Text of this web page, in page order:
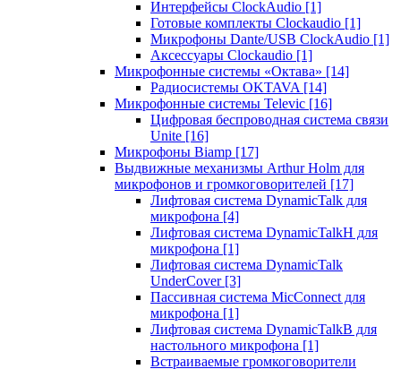
Интерфейсы ClockAudio [1]
Готовые комплекты Clockaudio [1]
Микрофоны Dante/USB ClockAudio [1]
Аксессуары Clockaudio [1]
Микрофонные системы «Октава» [14]
Радиосистемы OKTAVA [14]
Микрофонные системы Televic [16]
Цифровая беспроводная система связи
Unite [16]
Микрофоны Biamp [17]
Выдвижные механизмы Arthur Holm для
микрофонов и громкоговорителей [17]
Лифтовая система DynamicTalk для
микрофона [4]
Лифтовая система DynamicTalkH для
микрофона [1]
Лифтовая система DynamicTalk
UnderCover [3]
Пассивная система MicConnect для
микрофона [1]
Лифтовая система DynamicTalkB для
настольного микрофона [1]
Встраиваемые громкоговорители